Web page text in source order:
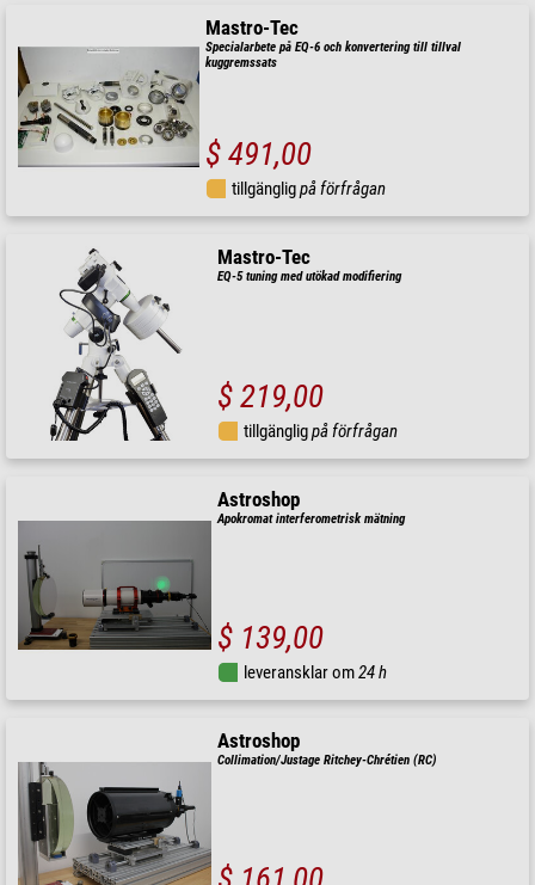
Mastro-Tec
Specialarbete på EQ-6 och konvertering till tillval
kuggremssats
$ 491,00
tillgängligpå förfrågan
Mastro-Tec
EQ-5 tuning med utökad modifiering
$ 219,00
tillgängligpå förfrågan
Astroshop
Apokromat interferometrisk mätning
$ 139,00
leveransklar om24 h
Astroshop
Collimation/Justage Ritchey-Chrétien (RC)